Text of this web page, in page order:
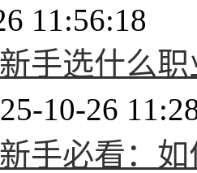
11:56:18
手选什么
10-26
手必看：